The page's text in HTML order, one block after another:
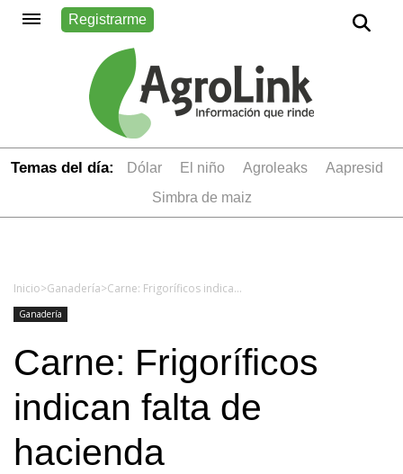
Registrarme
Temas del día: dólar el niño Agroleaks
aapresid
simbra de maiz
Inicio>Ganadería> Carne: Frigoríficos indican falta de hacienda
Ganadería
Carne: Frigoríficos
indican falta de
hacienda